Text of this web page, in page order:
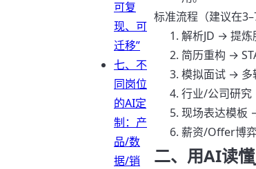
可复
现、可
迁移”
七、不
同岗位
的AI定
制：产
品/数
据/销
标准流程（建议在
解析JD → 提
简历重构 →
模拟面试 → 多
行业/公司研究
现场表达模板
薪资/Offer博
二、用AI读